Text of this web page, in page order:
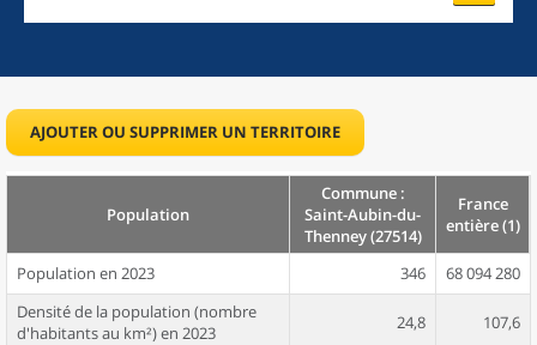
AJOUTER OU SUPPRIMER UN TERRITOIRE
Population
Commune :
Saint-Aubin-du-
Thenney (27514)
France
entière (1)
Population en 2023 346
68 094 280
Densité de la population (nombre
d'habitants au km²) en 2023
24,8 107,6